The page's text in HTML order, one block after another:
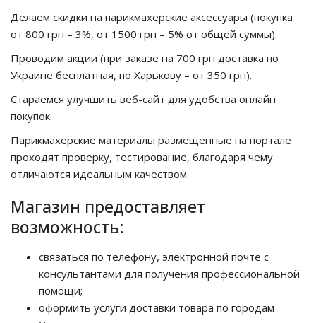
Делаем скидки на парикмахерские аксессуары (покупка
от 800 грн – 3%, от 1500 грн – 5% от общей суммы).
Проводим акции (при заказе на 700 грн доставка по
Украине бесплатная, по Харькову – от 350 грн).
Стараемся улучшить веб-сайт для удобства онлайн
покупок.
Парикмахерские материалы размещенные на портале
проходят проверку, тестирование, благодаря чему
отличаются идеальным качеством.
Магазин предоставляет
возможность:
связаться по телефону, электронной почте с
консультантами для получения профессиональной
помощи;
оформить услуги доставки товара по городам